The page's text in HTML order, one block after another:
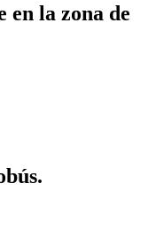
en la zona de